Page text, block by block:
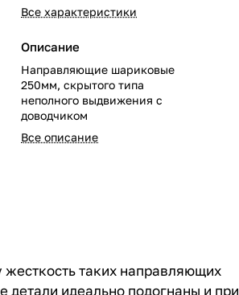
Все характеристики
Описание
Направляющие шариковые
250мм, скрытого типа
неполного выдвижения с
доводчиком
Все описание
таких направляющих
идеально подогнаны и при